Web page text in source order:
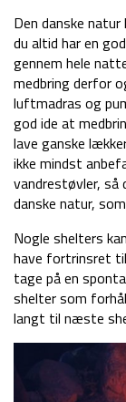
Den danske
du altid har en
gennem hele
medbring derfor
luftmadras og
god ide at
lave ganske
ikke mindst
vandrestøvler, så
danske natur,
Nogle shelters
have fortrinsret
tage på en
shelter som
langt til næste